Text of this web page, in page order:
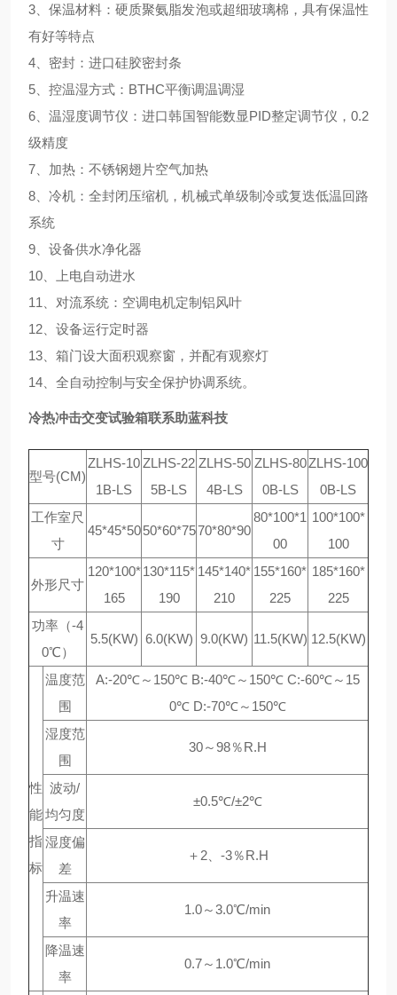
3、保温材料：硬质聚氨脂发泡或超细玻璃棉，具有保温性
有好等特点
4、密封：进口硅胶密封条
5、控温湿方式：BTHC平衡调温调湿
6、温湿度调节仪：进口韩国智能数显PID整定调节仪，0.2
级精度
7、加热：不锈钢翅片空气加热
8、冷机：全封闭压缩机，机械式单级制冷或复迭低温回路
系统
9、设备供水净化器
10、上电自动进水
11、对流系统：空调电机定制铝风叶
12、设备运行定时器
13、箱门设大面积观察窗，并配有观察灯
14、全自动控制与安全保护协调系统。
冷热冲击交变试验箱联系助蓝科技
型号(CM)
ZLHS-10
1B-LS
ZLHS-22
5B-LS
ZLHS-50
4B-LS
ZLHS-80
0B-LS
ZLHS-100
0B-LS
工作室尺
寸
45*45*50 50*60*7570*80*90
80*100*1
00
100*100*
100
外形尺寸
120*100*
165
130*115*
190
145*140*
210
155*160*
225
185*160*
225
功率（-4
0℃）
5.5(KW) 6.0(KW) 9.0(KW) 11.5(KW) 12.5(KW)
性
能
指
标
温度范
围
A:-20℃～150℃ B:-40℃～150℃ C:-60℃～15
0℃ D:-70℃～150℃
湿度范
围
30～98％R.H
波动/
均匀度
±0.5℃/±2℃
湿度偏
差
＋2、-3％R.H
升温速
率
1.0～3.0℃/min
降温速
率
0.7～1.0℃/min